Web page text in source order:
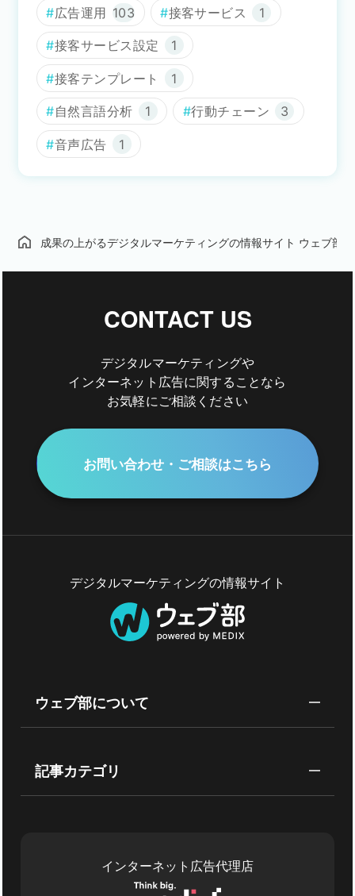
広告運用 103 接客サービス 1
接客サービス設定 1
接客テンプレート 1
自然言語分析 1 行動チェーン 3
音声広告 1
成果の上がるデジタルマーケティングの情報サイト ウェブ部
CONTACT US
デジタルマーケティングや
インターネット広告に関することなら
お気軽にご相談ください
お問い合わせ・ご相談はこちら
デジタルマーケティングの情報サイト
ウェブ部について
記事カテゴリ
インターネット広告代理店